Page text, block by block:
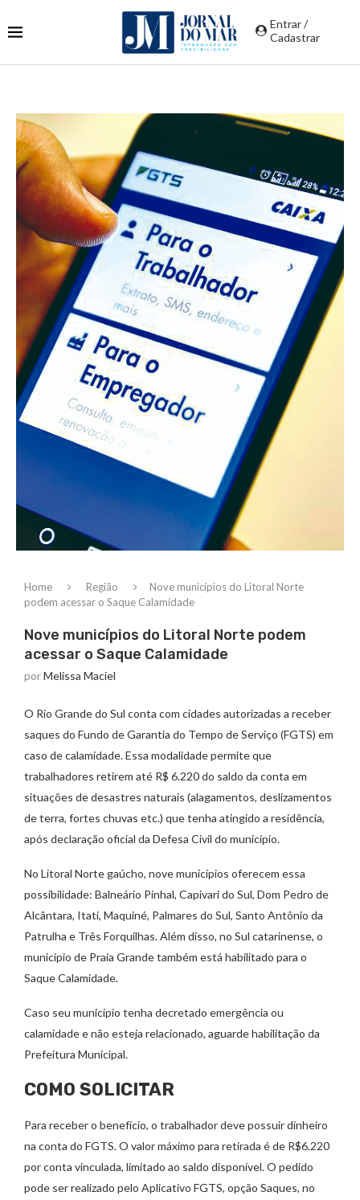
Entrar /
Cadastrar
Home Região
Nove municípios do Litoral Norte
podem acessar o Saque Calamidade
Nove municípios do Litoral Norte podem
acessar o Saque Calamidade
porMelissa Maciel
O Rio Grande do Sul conta com cidades autorizadas a receber
saques do Fundo de Garantia do Tempo de Serviço (FGTS) em
caso de calamidade. Essa modalidade permite que
trabalhadores retirem até R$ 6.220 do saldo da conta em
situações de desastres naturais (alagamentos, deslizamentos
de terra, fortes chuvas etc.) que tenha atingido a residência,
após declaração oficial da Defesa Civil do município.
No Litoral Norte gaúcho, nove municípios oferecem essa
possibilidade: Balneário Pinhal, Capivari do Sul, Dom Pedro de
Alcântara, Itati, Maquiné, Palmares do Sul, Santo Antônio da
Patrulha e Três Forquilhas. Além disso, no Sul catarinense, o
município de Praia Grande também está habilitado para o
Saque Calamidade.
Caso seu município tenha decretado emergência ou
calamidade e não esteja relacionado, aguarde habilitação da
Prefeitura Municipal.
COMO SOLICITAR
Para receber o benefício, o trabalhador deve possuir dinheiro
na conta do FGTS. O valor máximo para retirada é de R$6.220
por conta vinculada, limitado ao saldo disponível. O pedido
pode ser realizado pelo Aplicativo FGTS, opção Saques, no